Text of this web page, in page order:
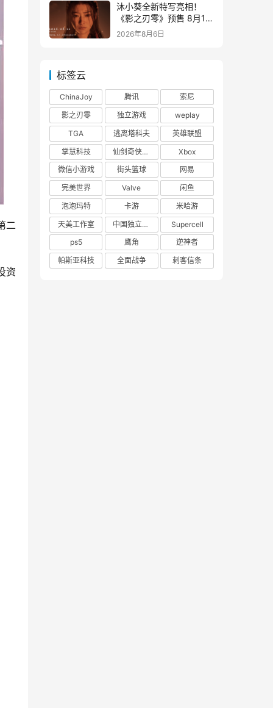
二
资
沐小葵全新特写亮相！
《影之刃零》预售 8月12
日开启
2026年8月6日
标签云
ChinaJoy 腾讯
索尼
影之刃零
独立游戏
weplay
TGA
逃离塔科夫
英雄联盟
掌慧科技
仙剑奇侠传四
Xbox
微信小游戏
街头篮球
网易
完美世界
Valve
闲鱼
泡泡玛特
卡游
米哈游
天美工作室
中国独立游戏联盟
Supercell
ps5
鹰角
逆神者
帕斯亚科技
全面战争 刺客信条